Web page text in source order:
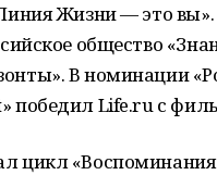
Жизни — это
общество
В номинации
победил Life.ru с
цикл